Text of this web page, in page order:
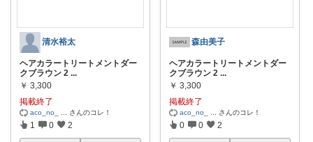
清水裕太
ヘアカラートリートメントダー
クブラウン 2 ...
￥ 3,300
掲載終了
aco_no_ さんのコレ！
1 0 2
森由美子
ヘアカラートリートメントダー
クブラウン 2 ...
￥ 3,300
掲載終了
aco_no_ さんのコレ！
0 0 2